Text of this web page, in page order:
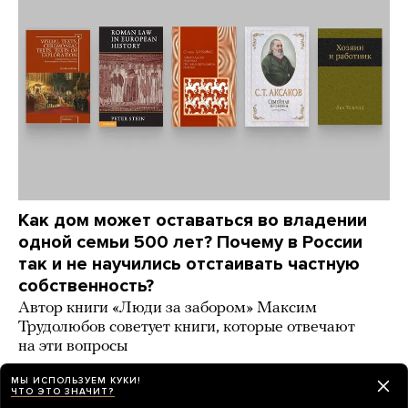
Как дом может оставаться во владении
одной семьи 500 лет? Почему в России
так и не научились отстаивать частную
собственность?
Автор книги «Люди за забором» Максим
Трудолюбов советует книги, которые отвечают
на эти вопросы
ИСТОРИИ день назад
МЫ ИСПОЛЬЗУЕМ КУКИ!
ЧТО ЭТО ЗНАЧИТ?